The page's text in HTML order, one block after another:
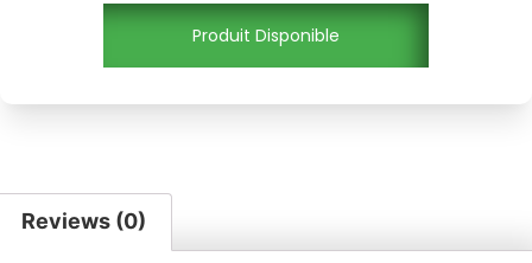
Produit Disponible
Reviews (0)